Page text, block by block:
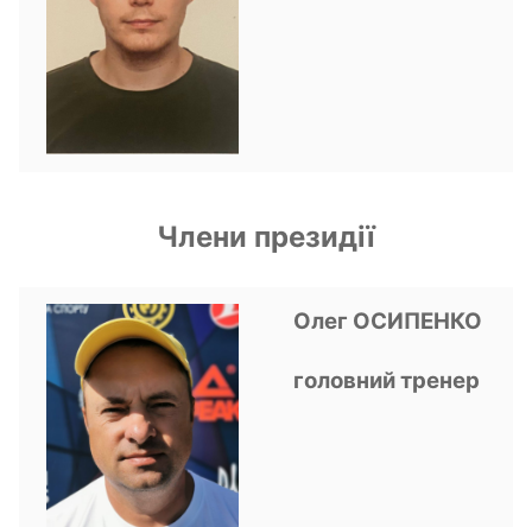
Члени президії
Олег ОСИПЕНКО
головний тренер